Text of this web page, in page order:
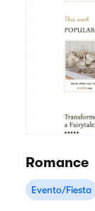
Romance
Evento/Fiesta